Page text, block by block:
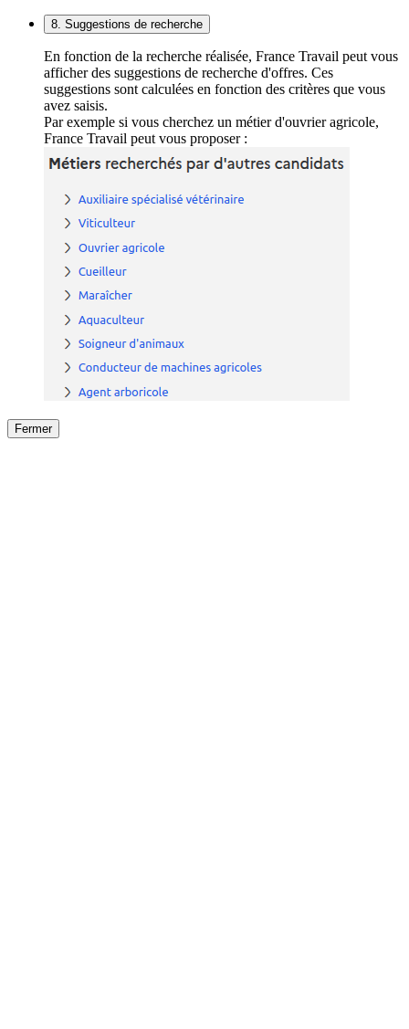
8. Suggestions de recherche
En fonction de la recherche réalisée, France Travail peut vous
afficher des suggestions de recherche d'offres. Ces
suggestions sont calculées en fonction des critères que vous
avez saisis.
Par exemple si vous cherchez un métier d'ouvrier agricole,
France Travail peut vous proposer :
Fermer